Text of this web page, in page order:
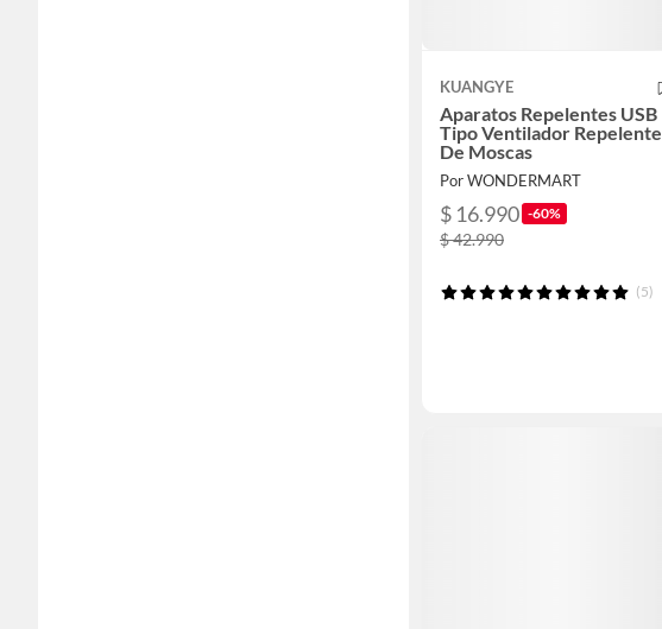
KUANGYE
Aparatos Repelentes USB
Tipo Ventilador Repelente
De Moscas
Por WONDERMART
$ 16.990 -60%
$ 42.990
(5)